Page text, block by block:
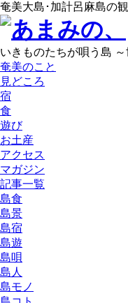
奄美大島･加計呂麻島の
いきものたちが唄う島
奄美のこと
見どころ
宿
食
遊び
お土産
アクセス
マガジン
記事一覧
島食
島景
島宿
島遊
島唄
島人
島モノ